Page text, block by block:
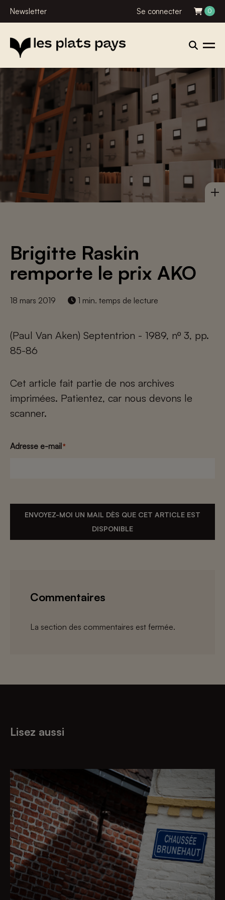
Newsletter Se connecter 0
Brigitte Raskin
remporte le prix AKO
18 mars 2019 1 min. temps de lecture
(Paul Van Aken) Septentrion - 1989, nº 3, pp.
85-86
Cet article fait partie de nos archives
imprimées. Patientez, car nous devons le
scanner.
Adresse e-mail*
ENVOYEZ-MOI UN MAIL DÈS QUE CET ARTICLE EST
DISPONIBLE
Commentaires
La section des commentaires est fermée.
Lisez aussi